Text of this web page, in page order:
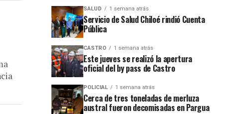
SALUD 1 semana atrás
Servicio de Salud Chiloé rindió Cuenta
Pública
CASTRO 1 semana atrás
Este jueves se realizó la apertura
oficial del by pass de Castro
POLICIAL 1 semana atrás
Cerca de tres toneladas de merluza
austral fueron decomisadas en Pargua